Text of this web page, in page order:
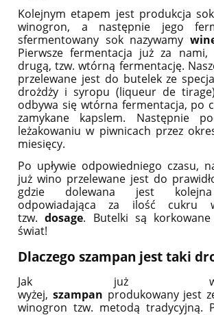
Kolejnym etapem jest produkcja
winogron, a następnie jego
sfermentowany sok nazywamy
Pierwsze fermentacja już za
drugą, tzw. wtórną fermentację.
przelewane jest do butelek ze
drożdży i syropu (liqueur de
odbywa się wtórna fermentacja, po
zamykane kapslem. Następnie
leżakowaniu w piwnicach przez
miesięcy.
Po upływie odpowiedniego czasu,
już wino przelewane jest do
gdzie dolewana jest kolejna
odpowiadająca za ilość cukru
tzw.dosage. Butelki są
świat!
Dlaczego szampan jest taki
Jak już
wyżej, szampan produkowany jest
winogron tzw. metodą tradycyjną.